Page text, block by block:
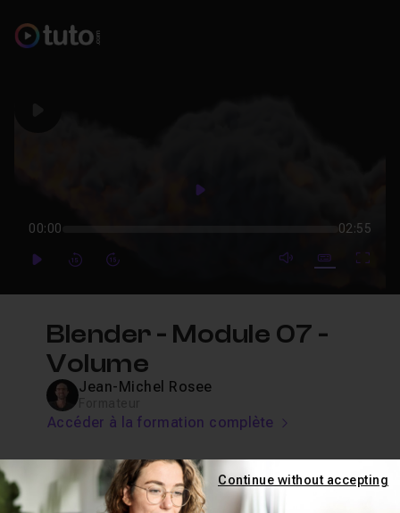
Play
00:00 02:55
PlayForwardForward mute video
Subtitles
Blender - Module 07 -
Volume
Jean-Michel Rosee
Accéder à la formation complète